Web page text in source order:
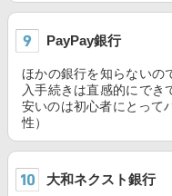
PayPay銀行
ほかの銀行を知らないの
入手続きは直感的にで
安いのは初心者にとって
性）
大和ネクスト銀行